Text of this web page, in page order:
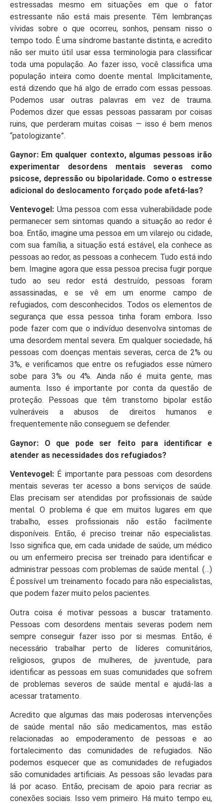
estressadas mesmo em situações em que o fator
estressante não está mais presente. Têm lembranças
vívidas sobre o que ocorreu, sonhos, pensam nisso o
tempo todo. É uma síndrome bastante distinta, e acredito
não ser muito útil usar essa terminologia para classificar
toda uma população. Ao fazer isso, você classifica uma
população inteira como doente mental. Implicitamente,
está dizendo que há algo de errado com essas pessoas.
Podemos usar outras palavras em vez de trauma.
Podemos dizer que essas pessoas passaram por coisas
ruins, que perderam muitas coisas — isso é bem menos
“patologizante”.
Gaynor: Em qualquer contexto, algumas pessoas irão
experimentar desordens mentais severas como
psicose, depressão ou bipolaridade. Como o estresse
adicional do deslocamento forçado pode afetá-las?
Ventevogel: Uma pessoa com essa vulnerabilidade pode
permanecer sem sintomas quando a situação ao redor é
boa. Então, imagine uma pessoa em um vilarejo ou cidade,
com sua família, a situação está estável, ela conhece as
pessoas ao redor, as pessoas a conhecem. Tudo está indo
bem. Imagine agora que essa pessoa precisa fugir porque
tudo ao seu redor está destruído, pessoas foram
assassinadas, e se vê em um enorme campo de
refugiados, com desconhecidos. Todos os elementos de
segurança que essa pessoa tinha foram embora. Isso
pode fazer com que o indivíduo desenvolva sintomas de
uma desordem mental severa. Em qualquer sociedade, há
pessoas com doenças mentais severas, cerca de 2% ou
3%, e verificamos que entre os refugiados esse número
sobe para 3% ou 4%. Ainda não é muita gente, mas
aumenta. Isso é importante por conta da questão de
proteção. Pessoas que têm transtorno bipolar estão
vulneráveis a abusos de direitos humanos e
frequentemente não conseguem se defender.
Gaynor: O que pode ser feito para identificar e
atender as necessidades dos refugiados?
Ventevogel: É importante para pessoas com desordens
mentais severas ter acesso a bons serviços de saúde.
Elas precisam ser atendidas por profissionais de saúde
mental. O problema é que em muitos lugares em que
trabalho, esses profissionais não estão facilmente
disponíveis. Então, é preciso treinar não especialistas.
Isso significa que, em cada unidade de saúde, um médico
ou um enfermeiro precisa ser treinado para identificar e
administrar pessoas com problemas de saúde mental. (…)
É possível um treinamento focado para não especialistas,
que podem fazer muito pelos pacientes.
Outra coisa é motivar pessoas a buscar tratamento.
Pessoas com desordens mentais severas podem nem
sempre conseguir fazer isso por si mesmas. Então, é
necessário trabalhar perto de líderes comunitários,
religiosos, grupos de mulheres, de juventude, para
identificar as pessoas em suas comunidades que sofrem
de problemas severos de saúde mental e ajudá-las a
acessar tratamento.
Acredito que algumas das mais poderosas intervenções
de saúde mental não são medicamentos, mas estão
relacionadas ao empoderamento de pessoas e ao
fortalecimento das comunidades de refugiados. Não
podemos esquecer que as comunidades de refugiados
são comunidades artificiais. As pessoas são levadas para
lá por acaso. Então, precisam de apoio para recriar as
conexões sociais. Isso vem primeiro. Há muito tempo eu,